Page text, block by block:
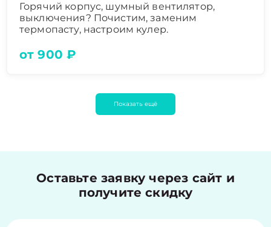
Горячий корпус, шумный вентилятор,
выключения? Почистим, заменим
термопасту, настроим кулер.
от 900 ₽
Показать ещё
Оставьте заявку через сайт и
получите скидку